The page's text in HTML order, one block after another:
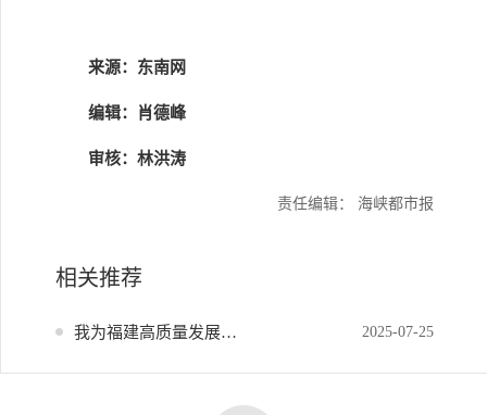
来源：东南网
编辑：肖德峰
审核：林洪涛
责任编辑： 海峡都市报
相关推荐
我为福建高质量发展献策 2025-07-25